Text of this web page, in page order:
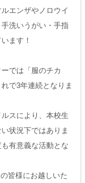
エンザやノロウイ
洗いうがい・手指
ます！
では「服のチカ
で3年連続となりま
スにより、本校生
状況下ではありま
有意義な活動とな
皆様にお越しいた